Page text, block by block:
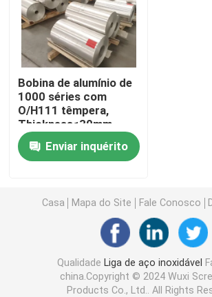
Produtos
Vídeos
Liga de aço inoxidável
Folha de aço inoxidável da placa
Tira de aço inoxidável da bobina
Perfil decorativo dos SS
Barra de haste de aço inoxidável
Bobina de alumínio de
1000 séries com
O/H111 têmpera,
Thickness≤30mm,
Width≤2600mm,
Length≤16000mm
para o estoque da
Enviar inquérito
Casa Mapa do Site Fale Conosco
Qualidade Liga de aço inoxidável
china.Copyright © 2024 Wuxi
Products Co., Ltd.. All Rights